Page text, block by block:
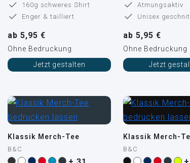
160g schweres Shirt
Enger & tailliert
ab 5,95 €
Ohne Bedruckung
Jetzt gestalten
Atmungsaktiv
Unisex
ab 5,95 €
Ohne Bedruckung
Jetzt
Klassik Merch-Tee
B&C
Klassik Merch-
B&C